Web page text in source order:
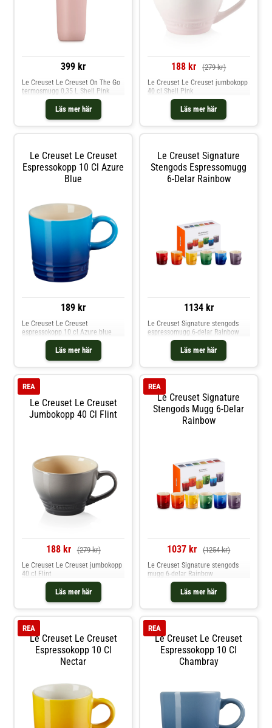
399 kr
Läs mer här
Le Creuset Le Creuset On The Go
termosmugg 0,35 L Shell Pink
188 kr (279 kr)
Läs mer här
Le Creuset Le Creuset jumbokopp
40 cl Shell Pink
Le Creuset Le Creuset
Espressokopp 10 Cl Azure
Blue
189 kr
Läs mer här
Le Creuset Le Creuset
espressokopp 10 cl Azure blue
Le Creuset Signature
Stengods Espressomugg
6-Delar Rainbow
1134 kr
Läs mer här
Le Creuset Signature stengods
espressomugg 6-delar Rainbow
Le Creuset Le Creuset
Jumbokopp 40 Cl Flint
REA
188 kr (279 kr)
Läs mer här
Le Creuset Le Creuset jumbokopp
40 cl Flint
Le Creuset Signature
Stengods Mugg 6-Delar
Rainbow
REA
1037 kr (1254 kr)
Läs mer här
Le Creuset Signature stengods
mugg 6-delar Rainbow
Le Creuset Le Creuset
Espressokopp 10 Cl
Nectar
REA
Le Creuset Le Creuset
Espressokopp 10 Cl
Chambray
REA